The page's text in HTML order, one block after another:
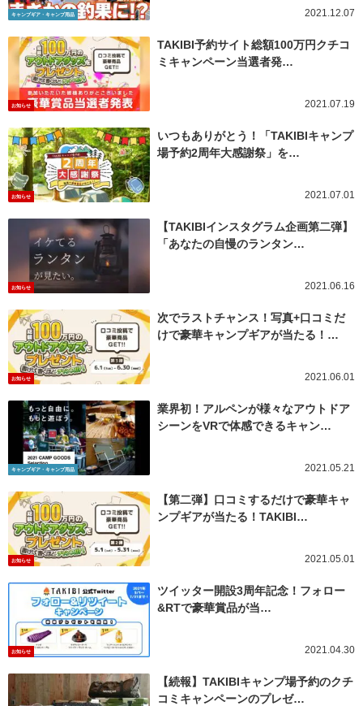
キャンプギア・キャンプ用品 2021.12.07
お知らせ
TAKIBI予約サイト総額100万円クチコ
ミキャンペーン当選者発…
2021.07.19
お知らせ
いつもありがとう！「TAKIBIキャンプ
場予約2周年大感謝祭」を…
2021.07.01
お知らせ
【TAKIBIインスタグラム企画第二弾】
「あなたの自慢のランタン…
2021.06.16
お知らせ
次でラストチャンス！写真+口コミだ
けで豪華キャンプギアが当たる！…
2021.06.01
キャンプギア・キャンプ用品
業界初！アルペンが様々なアウトドア
シーンをVRで体感できるキャン…
2021.05.21
お知らせ
【第二弾】口コミするだけで豪華キャ
ンプギアが当たる！TAKIBI…
2021.05.01
お知らせ
ツイッター開設3周年記念！フォロー
&RTで豪華賞品が当…
2021.04.30
【続報】TAKIBIキャンプ場予約のクチ
コミキャンペーンのプレゼ…